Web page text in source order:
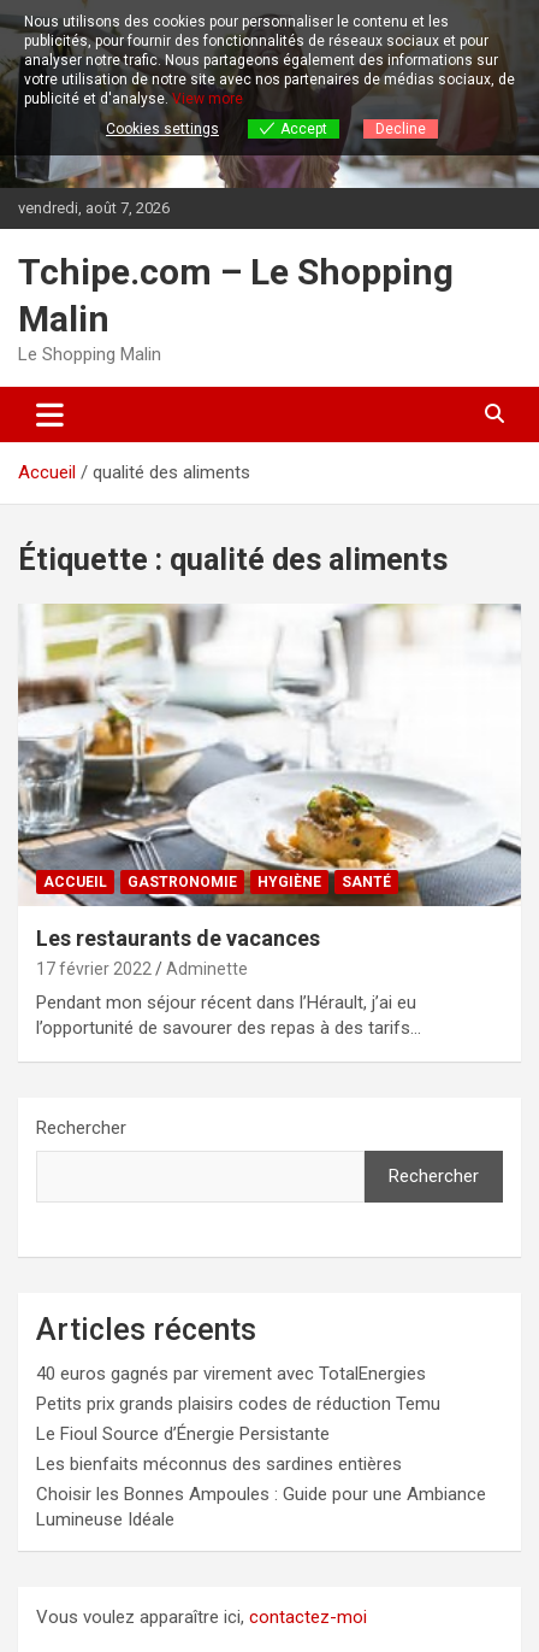
Aller
au
contenu
vendredi, août 7, 2026
Tchipe.com – Le Shopping
Malin
Le Shopping Malin
Accueil qualité des aliments
Étiquette : qualité des aliments
ACCUEIL GASTRONOMIE HYGIÈNE SANTÉ
Les restaurants de vacances
17 février 2022 Adminette
Pendant mon séjour récent dans l’Hérault, j’ai eu
l’opportunité de savourer des repas à des tarifs…
Rechercher
Rechercher
Articles récents
40 euros gagnés par virement avec TotalEnergies
Petits prix grands plaisirs codes de réduction Temu
Le Fioul Source d’Énergie Persistante
Les bienfaits méconnus des sardines entières
Choisir les Bonnes Ampoules : Guide pour une Ambiance
Lumineuse Idéale
Vous voulez apparaître ici, contactez-moi
Nous utilisons des cookies pour personnaliser le contenu et les
publicités, pour fournir des fonctionnalités de réseaux sociaux et pour
analyser notre trafic.Nous partageons également des informations sur
votre utilisation de notre site avec nos partenaires de médias sociaux, de
publicité et d'analyse. View more
Cookies settings
Accept Decline